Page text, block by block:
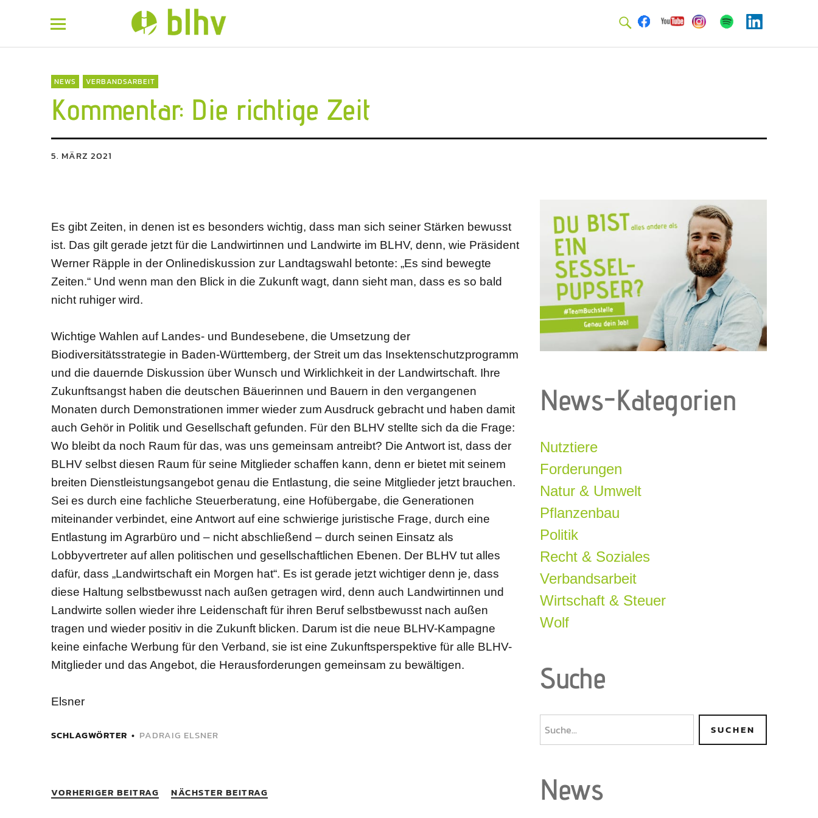
BLHV Facebook
YoutubeInstagram
SpotifyLinkedin
NEWS VERBANDSARBEIT
Kommentar: Die richtige Zeit
5. MÄRZ 2021
Es gibt Zeiten, in denen ist es besonders wichtig, dass man sich seiner Stärken bewusst
ist. Das gilt gerade jetzt für die Landwirtinnen und Landwirte im BLHV, denn, wie Präsident
Werner Räpple in der Onlinediskussion zur Landtagswahl betonte: „Es sind bewegte
Zeiten.“ Und wenn man den Blick in die Zukunft wagt, dann sieht man, dass es so bald
nicht ruhiger wird.
Wichtige Wahlen auf Landes- und Bundesebene, die Umsetzung der
Biodiversitätsstrategie in Baden-Württemberg, der Streit um das Insektenschutzprogramm
und die dauernde Diskussion über Wunsch und Wirklichkeit in der Landwirtschaft. Ihre
Zukunftsangst haben die deutschen Bäuerinnen und Bauern in den vergangenen
Monaten durch Demonstrationen immer wieder zum Ausdruck gebracht und haben damit
auch Gehör in Politik und Gesellschaft gefunden. Für den BLHV stellte sich da die Frage:
Wo bleibt da noch Raum für das, was uns gemeinsam antreibt? Die Antwort ist, dass der
BLHV selbst diesen Raum für seine Mitglieder schaffen kann, denn er bietet mit seinem
breiten Dienstleistungsangebot genau die Entlastung, die seine Mitglieder jetzt brauchen.
Sei es durch eine fachliche Steuerberatung, eine Hofübergabe, die Generationen
miteinander verbindet, eine Antwort auf eine schwierige juristische Frage, durch eine
Entlastung im Agrarbüro und – nicht abschließend – durch seinen Einsatz als
Lobbyvertreter auf allen politischen und gesellschaftlichen Ebenen. Der BLHV tut alles
dafür, dass „Landwirtschaft ein Morgen hat“. Es ist gerade jetzt wichtiger denn je, dass
diese Haltung selbstbewusst nach außen getragen wird, denn auch Landwirtinnen und
Landwirte sollen wieder ihre Leidenschaft für ihren Beruf selbstbewusst nach außen
tragen und wieder positiv in die Zukunft blicken. Darum ist die neue BLHV-Kampagne
keine einfache Werbung für den Verband, sie ist eine Zukunftsperspektive für alle BLHV-
Mitglieder und das Angebot, die Herausforderungen gemeinsam zu bewältigen.
Elsner
SCHLAGWÖRTER PADRAIG ELSNER
VORHERIGER BEITRAG NÄCHSTER BEITRAG
News-Kategorien
Nutztiere
Forderungen
Natur & Umwelt
Pflanzenbau
Politik
Recht & Soziales
Verbandsarbeit
Wirtschaft & Steuer
Wolf
Suche
News